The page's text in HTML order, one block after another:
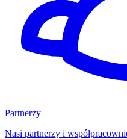
Partnerzy
Nasi partnerzy i